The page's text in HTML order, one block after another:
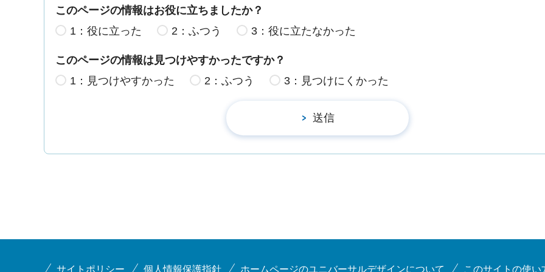
このページの情報はお役に立ちましたか？
1：役に立った
2：ふつう 3：役に立たなかった
このページの情報は見つけやすかったですか？
1：見つけやすかった
2：ふつう 3：見つけにくかった
サイトポリシー 個人情報保護指針 ホームページのユニバーサルデザインについて このサイトの使い